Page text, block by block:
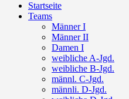
Startseite
Teams
Männer I
Männer II
Damen I
weibliche A-Jgd.
weibliche B-Jgd.
männl. C-Jgd.
männli. D-Jgd.